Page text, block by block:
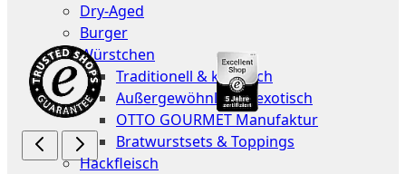
Dry-Aged
Burger
Würstchen
Traditionell & klassisch
Außergewöhnlich & exotisch
OTTO GOURMET Manufaktur
Bratwurstsets & Toppings
Hackfleisch